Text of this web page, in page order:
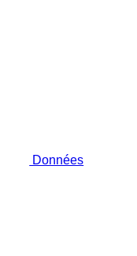
Données